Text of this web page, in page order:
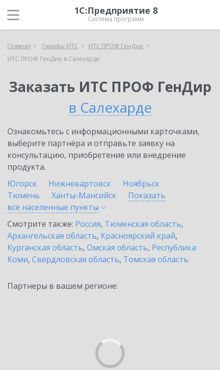
1С:Предприятие 8
Система программ
Главная Тарифы ИТС
ИТС ПРОФ ГенДир
ИТС ПРОФ ГенДир в Салехарде
Заказать ИТС ПРОФ ГенДир
в Салехарде
Ознакомьтесь с информационными карточками,
выберите партнёра и отправьте заявку на
консультацию, приобретение или внедрение
продукта.
Югорск
Нижневартовск
Ноябрьск
Тюмень
Ханты-Мансийск
Показать
все населенные пункты
Смотрите также: Россия, Тюменская область,
Архангельская область, Красноярский край,
Курганская область, Омская область, Республика
Коми, Свердловская область, Томская область
Партнеры в вашем регионе: